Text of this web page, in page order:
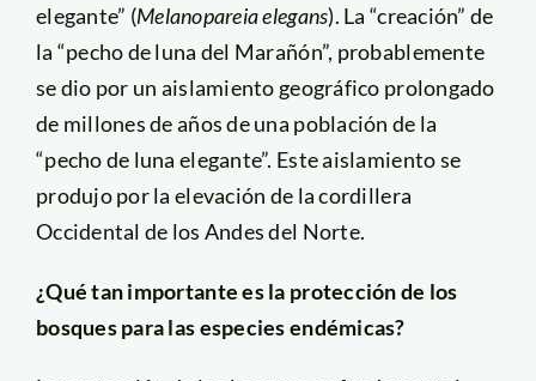
elegante” (Melanopareia elegans). La “creación” de
la “pecho de luna del Marañón”, probablemente
se dio por un aislamiento geográfico prolongado
de millones de años de una población de la
“pecho de luna elegante”. Este aislamiento se
produjo por la elevación de la cordillera
Occidental de los Andes del Norte.
¿Qué tan importante es la protección de los
bosques para las especies endémicas?